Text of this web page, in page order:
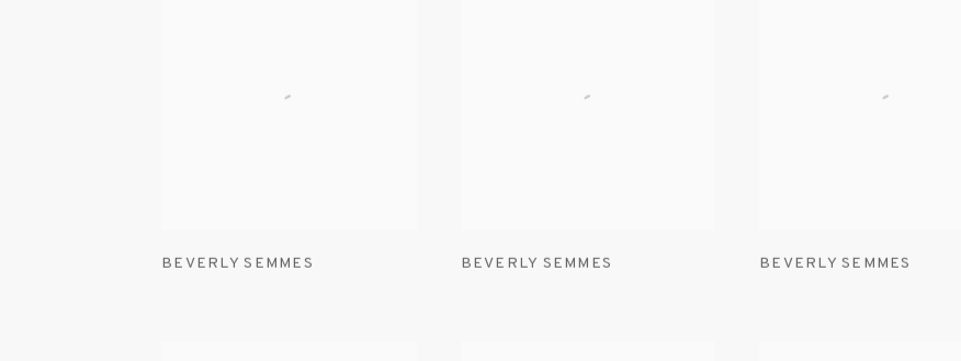
BEVERLY SEMMES BEVERLY SEMMES BEVERLY SEMMES